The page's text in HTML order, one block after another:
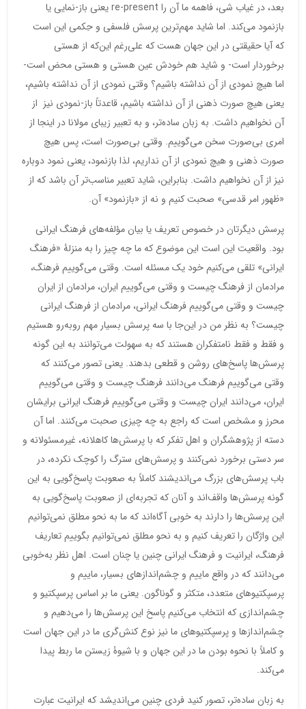
بعد، در غیاب شی، فاهمه ما آن را re-present یعنی باز-نمایی یا
بازنمود می‌کند. اما شاید مهم‌ترین پرسش فلسفی و حِکمی این است
که آیا حقیقتی در این جهان هست که علی‌رغم این‌که از هستی
برخوردار است- و شاید هم خودش عین هستی و هستی محض است-
اما هیچ‌ نمودی از آن نداشته باشیم؟ وقتی نمودی از آن نداشته باشیم،
یعنی هیچ صورت ذهنی از آن نداشته باشیم، قاعدتاً باز-نمودی نیز از
آن نخواهیم داشت. به زبان ساده‌تر، و به تعبیر زیبای مولانا در اینجا از
امری بی‌صورت سخن می‌گوییم. وقتی بی‌صورت است، پس هیچ
صورت ذهنی و هیچ نمودی از آن نداریم، لذا بازنمود، یعنی نمود دوباره
نیز از آن نخواهیم داشت. بنابراین، شاید تعبیر مناسب‌تر آن باشد که از
«ظهور امر قدسی» صحبت کنیم و نه از «بازنمود» آن.
پرسش دیگرتان در خصوص تعریف یا بیان مؤلفه‌های فرهنگ ایرانی
بود. واقعیت این است این موضوع که ما چه چیز را به منزلۀ «فرهنگ
ایرانی» تلقی می‌کنیم خود یک مسئله است. وقتی می‌گوییم فرهنگ،
مرادمان از فرهنگ چیست و وقتی می‌گوییم ایران، مرادمان از ایران
چیست و وقتی می‌گوییم فرهنگ ایرانی، مرادمان از فرهنگ ایرانی
چیست؟ به نظر من در این‌جا با سه پرسش بسیار مهم روبه‌رو هستیم
و فقط و فقط نامتفکران هستند که به سهولت می‌توانند به این گونه
پرسش‌ها پاسخ‌های روشن و قطعی بدهند. یعنی تصور می‌کنند که
وقتی می‌گوییم فرهنگ می‌دانند فرهنگ چیست و وقتی می‌گوییم
ایران، می‌دانند ایران چیست و وقتی می‌گوییم فرهنگ ایرانی برایشان
محرز و مشخص است که راجع به چه چیزی صحبت می‌کنند. اما آن
دسته از پژوهشگران و اهل تفکر که با پرسش‌ها کاهلانه، غیرمسئولانه و
سر دستی برخورد نمی‌کنند و پرسش‌های سترگ را کوچک نکرده، در
باب پرسش‌های بزرگ می‌اندیشند کاملاً به صعوبت پاسخ‌گویی به این
گونه پرسش‌ها واقف‌اند و آنان که تجربه‌ای از صعوبت پاسخ‌گویی به
این پرسش‌ها را دارند به خوبی آگاه‌اند که ما به نحو مطلق نمی‌توانیم
این واژگان را تعریف کنیم و به نحو مطلق نمی‌توانیم بگوییم تعاریف
فرهنگ، ایرانیت و فرهنگ ایرانی چنین یا چنان است. اهل نظر به‌خوبی
می‌دانند که در واقع ماییم و چشم‌اندازهای بسیار، ماییم و
پرسپکتیوهای متعدد، متکثر و گوناگون. یعنی ما بر اساس پرسپکتیو و
چشم‌اندازی که انتخاب می‌کنیم پاسخ این پرسش‌ها را می‌دهیم و
چشم‌اندازها و پرسپکتیوهای ما نیز نوع کنش‌گری ما در این جهان است
و کاملاً با نحوه بودن ما در این جهان و با شیوۀ زیستن ما ربط پیدا
می‌کند.
به زبان ساده‌تر، تصور کنید فردی چنین می‌اندیشد که ایرانیت عبارت